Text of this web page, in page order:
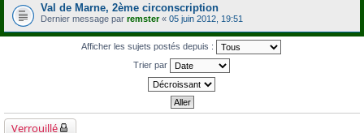
Val de Marne, 2ème circonscription
Dernier message par remster« 05 juin 2012, 19:51
Afficher les sujets postés depuis :
Trier par
Verrouillé